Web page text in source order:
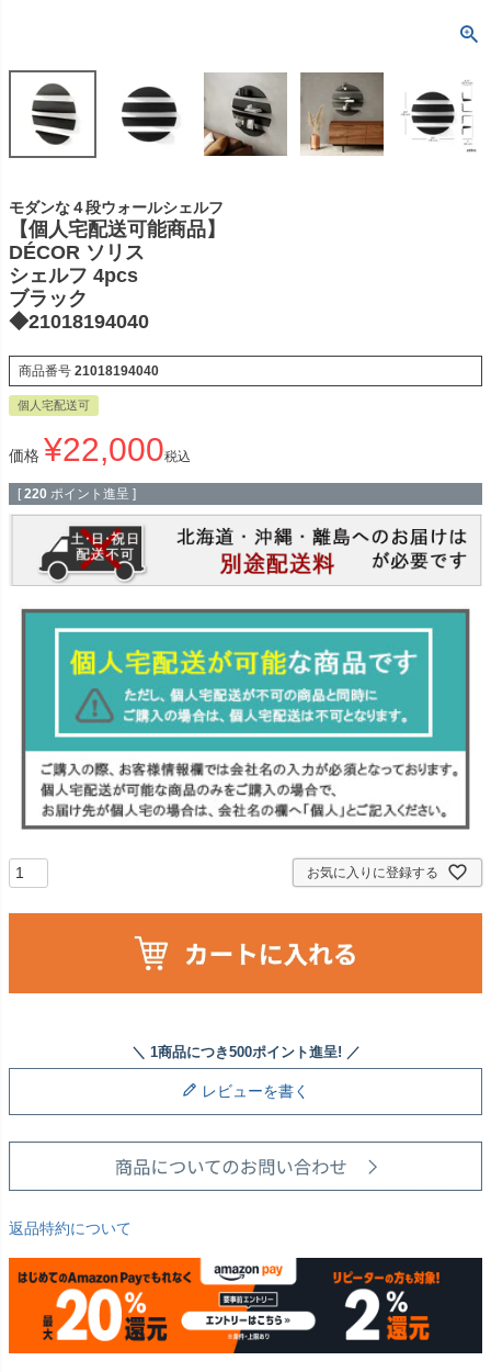
モダンな４段ウォールシェルフ
【個人宅配送可能商品】
DÉCOR ソリス
シェルフ 4pcs
ブラック
◆21018194040
商品番号 21018194040
個人宅配送可
価格 ¥22,000税込
[ 220 ポイント進呈 ]
お気に入りに登録する
レビューを書く
返品特約について